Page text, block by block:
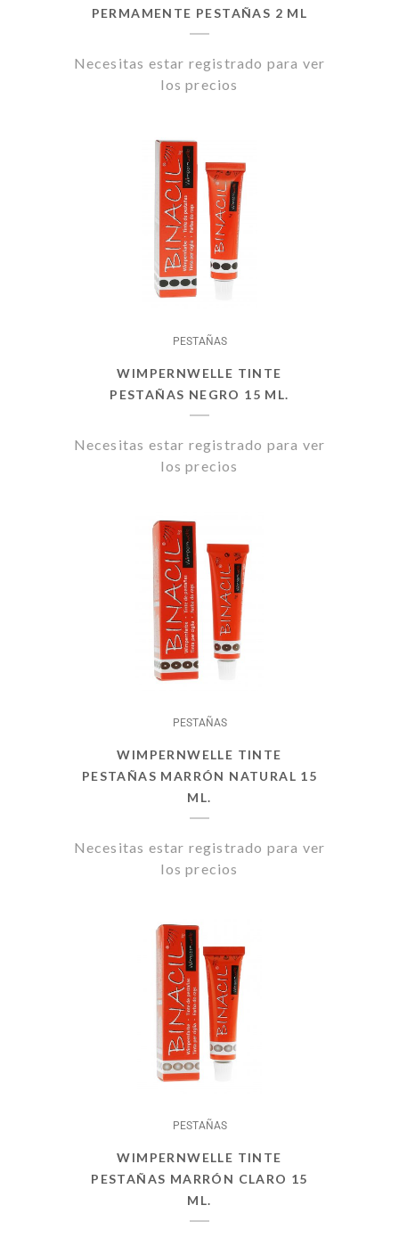
PERMAMENTE PESTAÑAS 2 ML
Necesitas estar registrado para ver
los precios
PESTAÑAS
WIMPERNWELLE TINTE
PESTAÑAS NEGRO 15 ML.
Necesitas estar registrado para ver
los precios
PESTAÑAS
WIMPERNWELLE TINTE
PESTAÑAS MARRÓN NATURAL 15
ML.
Necesitas estar registrado para ver
los precios
PESTAÑAS
WIMPERNWELLE TINTE
PESTAÑAS MARRÓN CLARO 15
ML.